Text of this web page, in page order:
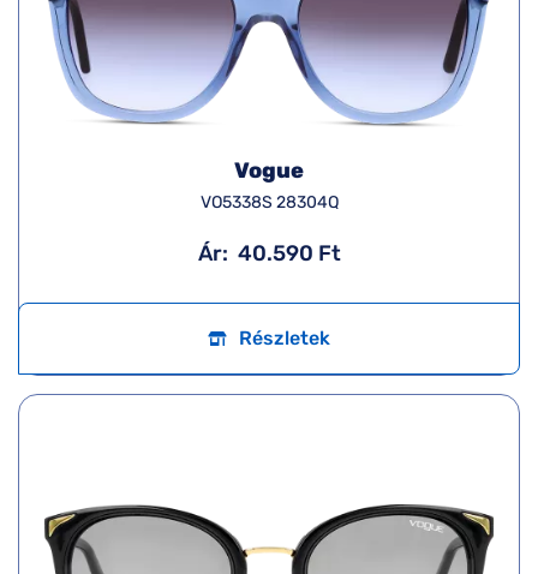
Vogue
VO5338S 28304Q
Ár: 40.590 Ft
Részletek